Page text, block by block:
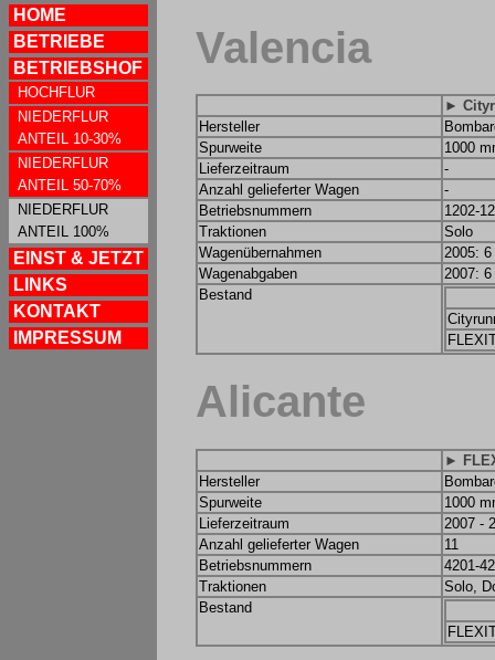
HOME
BETRIEBE
BETRIEBSHOF
HOCHFLUR
NIEDERFLUR
ANTEIL 10-30%
NIEDERFLUR
ANTEIL 50-70%
NIEDERFLUR
ANTEIL 100%
EINST & JETZT
LINKS
KONTAKT
IMPRESSUM
Valencia
►
Hersteller
Spurweite
1000
Lieferzeitraum
-
Anzahl gelieferter Wagen
-
Betriebsnummern
1202-
Traktionen
Solo
Wagenübernahmen
2005: 6
Wagenabgaben
2007: 6
Bestand
Alicante
►
Hersteller
Spurweite
1000
Lieferzeitraum
2007 -
Anzahl gelieferter Wagen
11
Betriebsnummern
4201-
Traktionen
Solo,
Bestand